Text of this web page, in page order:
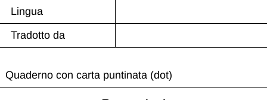
Lingua
Tradotto da
Quaderno con carta puntinata (dot)